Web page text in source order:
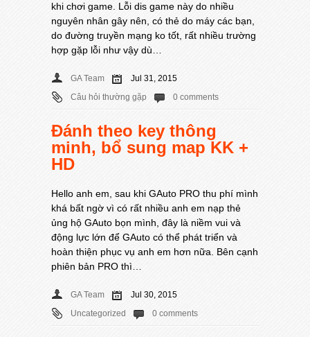
khi chơi game. Lỗi dis game này do nhiều
nguyên nhân gây nên, có thẻ do máy các bạn,
do đường truyền mạng ko tốt, rất nhiều trường
hợp gặp lỗi như vậy dù…
GA Team
Jul 31, 2015
Câu hỏi thường gặp
0 comments
Đánh theo key thông
minh, bổ sung map KK +
HD
Hello anh em, sau khi GAuto PRO thu phí mình
khá bất ngờ vì có rất nhiều anh em nạp thẻ
ủng hộ GAuto bọn mình, đây là niềm vui và
động lực lớn để GAuto có thể phát triển và
hoàn thiện phục vụ anh em hơn nữa. Bên cạnh
phiên bản PRO thì…
GA Team
Jul 30, 2015
Uncategorized
0 comments